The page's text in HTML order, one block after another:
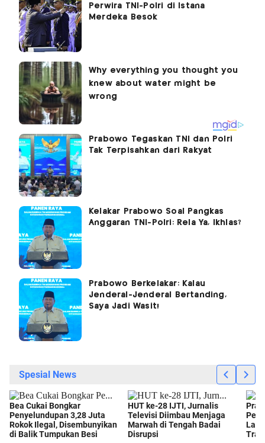
Perwira TNI-Polri di Istana
Merdeka Besok
Prabowo Tegaskan TNI dan Polri
Tak Terpisahkan dari Rakyat
Kelakar Prabowo Soal Pangkas
Anggaran TNI-Polri: Rela Ya, Ikhlas?
Prabowo Berkelakar: Kalau
Jenderal-Jenderal Bertanding,
Saya Jadi Wasit!